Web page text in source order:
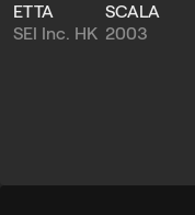
ETTA
SEI Inc. HK
SCALA
2003